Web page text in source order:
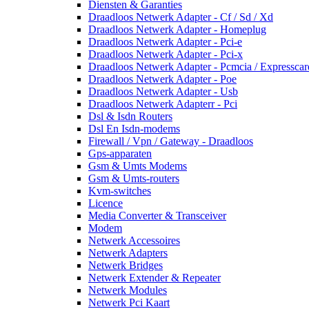
Diensten & Garanties
Draadloos Netwerk Adapter - Cf / Sd / Xd
Draadloos Netwerk Adapter - Homeplug
Draadloos Netwerk Adapter - Pci-e
Draadloos Netwerk Adapter - Pci-x
Draadloos Netwerk Adapter - Pcmcia /
Draadloos Netwerk Adapter - Poe
Draadloos Netwerk Adapter - Usb
Draadloos Netwerk Adapterr - Pci
Dsl & Isdn Routers
Dsl En Isdn-modems
Firewall / Vpn / Gateway - Draadloos
Gps-apparaten
Gsm & Umts Modems
Gsm & Umts-routers
Kvm-switches
Licence
Media Converter & Transceiver
Modem
Netwerk Accessoires
Netwerk Adapters
Netwerk Bridges
Netwerk Extender & Repeater
Netwerk Modules
Netwerk Pci Kaart